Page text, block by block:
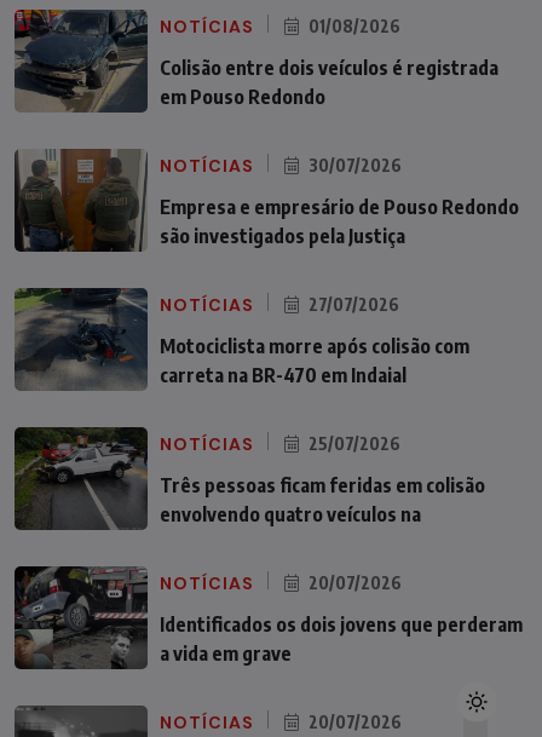
NOTÍCIAS 01/08/2026
Colisão entre dois veículos é registrada
em Pouso Redondo
NOTÍCIAS 30/07/2026
Empresa e empresário de Pouso Redondo
são investigados pela Justiça
NOTÍCIAS 27/07/2026
Motociclista morre após colisão com
carreta na BR-470 em Indaial
NOTÍCIAS 25/07/2026
Três pessoas ficam feridas em colisão
envolvendo quatro veículos na
NOTÍCIAS 20/07/2026
Identificados os dois jovens que perderam
a vida em grave
NOTÍCIAS 20/07/2026